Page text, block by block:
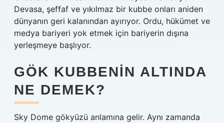
Devasa, şeffaf ve yıkılmaz bir kubbe onları aniden
dünyanın geri kalanından ayırıyor. Ordu, hükümet ve
medya bariyeri yok etmek için bariyerin dışına
yerleşmeye başlıyor.
GÖK KUBBENIN ALTINDA
NE DEMEK?
Sky Dome gökyüzü anlamına gelir. Aynı zamanda